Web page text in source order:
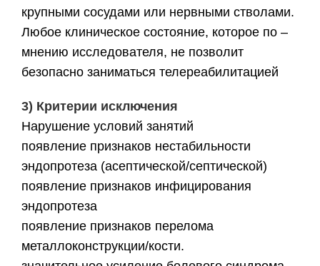
крупными сосудами или нервными стволами.
Любое клиническое состояние, которое по –
мнению исследователя, не позволит
безопасно заниматься телереабилитацией
3) Критерии исключения
Нарушение условий занятий
появление признаков нестабильности
эндопротеза (асептической/септической)
появление признаков инфицирования
эндопротеза
появление признаков перелома
металлоконструкции/кости.